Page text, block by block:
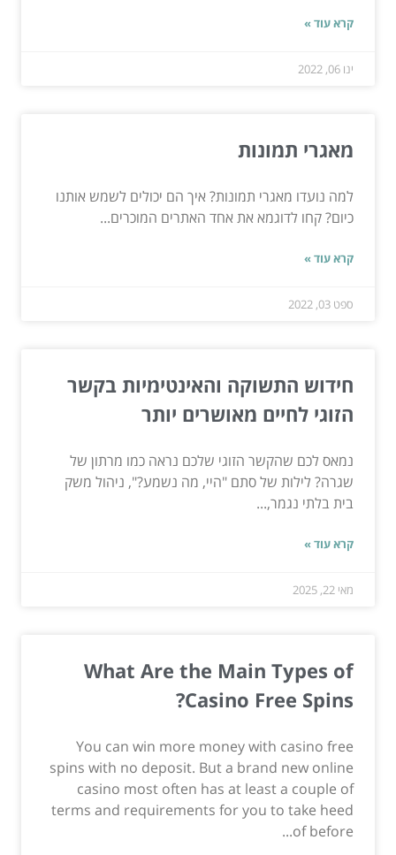
קרא עוד »
ינו 06, 2022
מאגרי תמונות
למה נועדו מאגרי תמונות? איך הם יכולים לשמש אותנו
כיום? קחו לדוגמא את אחד האתרים המוכרים...
קרא עוד »
ספט 03, 2022
חידוש התשוקה והאינטימיות בקשר
הזוגי לחיים מאושרים יותר
נמאס לכם שהקשר הזוגי שלכם נראה כמו מרתון של
שגרה? לילות של סתם "היי, מה נשמע?", ניהול משק
בית בלתי נגמר,...
קרא עוד »
מאי 22, 2025
What Are the Main Types of
Casino Free Spins?
You can win more money with casino free
spins with no deposit. But a brand new online
casino most often has at least a couple of
terms and requirements for you to take heed
of before...